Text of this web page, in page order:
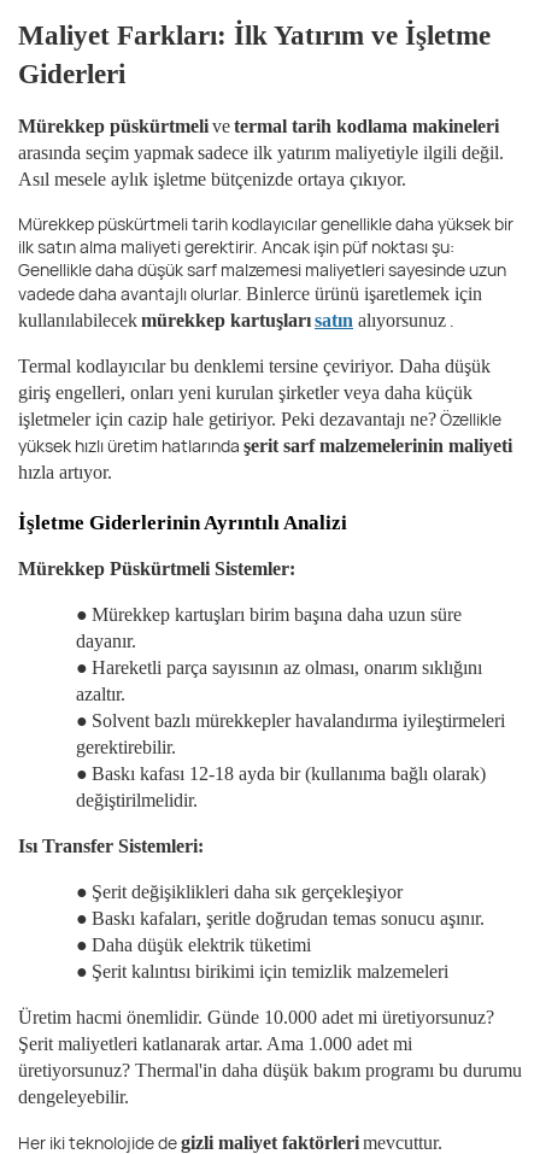
Maliyet Farkları: İlk Yatırım ve İşletme
Giderleri
Mürekkep püskürtmelivetermal tarih kodlama makineleri
arasında seçim yapmaksadece ilk yatırım maliyetiyle ilgili değil.
Asıl mesele aylık işletme bütçenizde ortaya çıkıyor.
Mürekkep püskürtmeli tarih kodlayıcılar genellikle daha yüksek bir
ilk satın alma maliyeti gerektirir. Ancak işin püf noktası şu:
Genellikle daha düşük sarf malzemesi maliyetleri sayesinde uzun
vadede daha avantajlı olurlar. Binlerce ürünü işaretlemek için
kullanılabilecekmürekkep kartuşlarısatın alıyorsunuz .
Termal kodlayıcılar bu denklemi tersine çeviriyor. Daha düşük
giriş engelleri, onları yeni kurulan şirketler veya daha küçük
işletmeler için cazip hale getiriyor. Peki dezavantajı ne?Özellikle
yüksek hızlı üretim hatlarında şerit sarf malzemelerinin maliyeti
hızla artıyor.
İşletme Giderlerinin Ayrıntılı Analizi
Mürekkep Püskürtmeli Sistemler:
● Mürekkep kartuşları birim başına daha uzun süre
dayanır.
● Hareketli parça sayısının az olması, onarım sıklığını
azaltır.
● Solvent bazlı mürekkepler havalandırma iyileştirmeleri
gerektirebilir.
● Baskı kafası 12-18 ayda bir (kullanıma bağlı olarak)
değiştirilmelidir.
Isı Transfer Sistemleri:
● Şerit değişiklikleri daha sık gerçekleşiyor
● Baskı kafaları, şeritle doğrudan temas sonucu aşınır.
● Daha düşük elektrik tüketimi
● Şerit kalıntısı birikimi için temizlik malzemeleri
Üretim hacmi önemlidir. Günde 10.000 adet mi üretiyorsunuz?
Şerit maliyetleri katlanarak artar. Ama 1.000 adet mi
üretiyorsunuz? Thermal'in daha düşük bakım programı bu durumu
dengeleyebilir.
Her iki teknolojide degizli maliyet faktörlerimevcuttur.